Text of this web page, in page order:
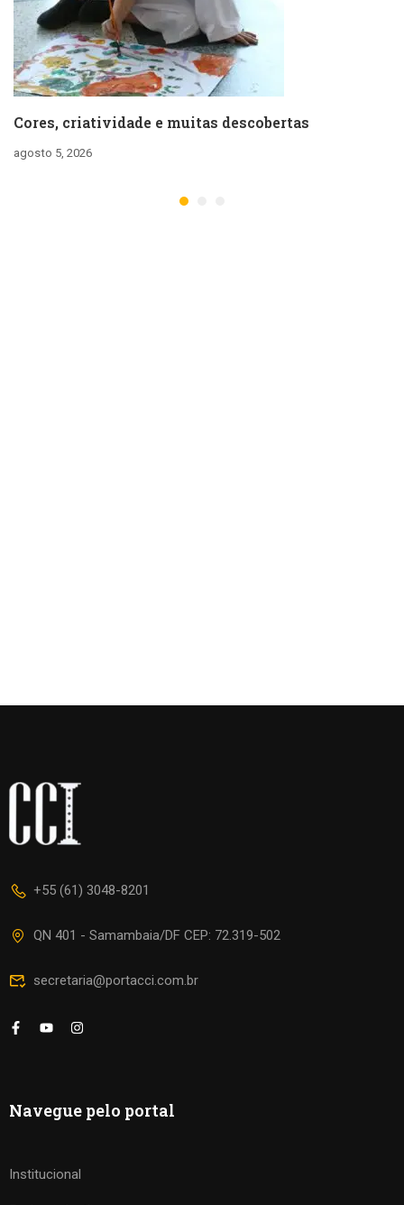
Cores, criatividade e muitas descobertas
agosto 5, 2026
+55 (61) 3048-8201
QN 401 - Samambaia/DF CEP: 72.319-502
secretaria@portacci.com.br
Navegue pelo portal
Institucional